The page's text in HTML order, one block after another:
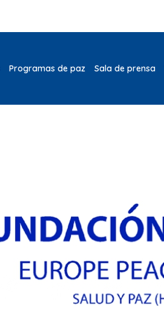
Programas de paz Sala de prensa